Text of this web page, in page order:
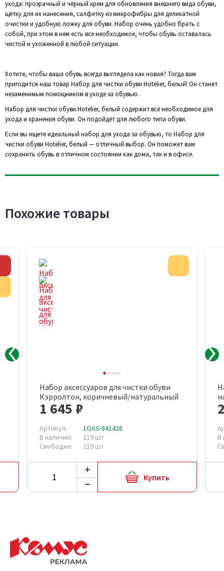
ухода: прозрачный и чёрный крем для обновления внешнего вида обуви,
щётку для их нанесения, салфетку из микрофибры для деликатной
очистки и удобную ложку для обуви. Набор очень удобно брать с
собой, при этом в нем есть все необходимое, чтобы обувь оставалась
чистой и ухоженной в любой ситуации.
Хотите, чтобы ваша обувь всегда выглядела как новая? Тогда вам
пригодится наш товар Набор для чистки обуви Hotelier, белый! Он станет
незаменимым помощником в уходе за обувью.
Набор для чистки обуви Hotelier, белый содержит всё необходимое для
ухода и хранения обуви. Он подойдёт для любого типа обуви.
Если вы ищете идеальный набор для ухода за обувью, то Набор для
чистки обуви Hotelier, белый — отличный выбор. Он поможет вам
сохранить обувь в отличном состоянии как дома, так и в офисе.
Похожие товары
Набор аксессуаров для чистки обуви
Кэрролтон, коричневый/натуральный
1 645 ₽
Артикул:
1OAS-841428
В наличии:
219 шт
Свободно:
219 шт
Купить
В